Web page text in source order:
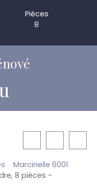
Pièces
8
Marcinelle 6001
8 pièces -